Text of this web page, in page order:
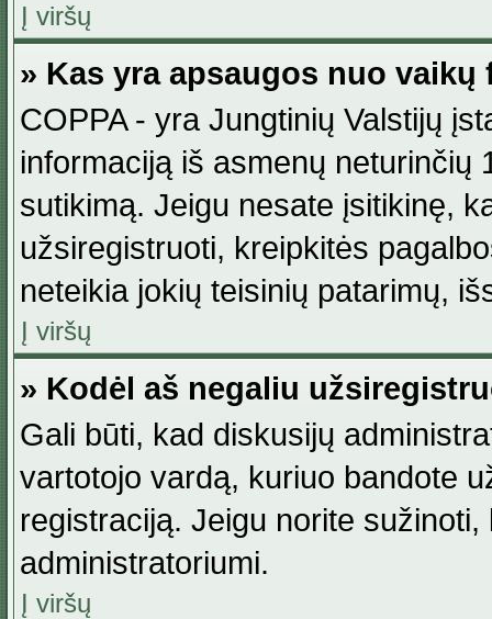
Į viršų
» Kas yra apsaugos nuo vaikų
COPPA - yra Jungtinių Valstijų
informaciją iš asmenų neturinčių
sutikimą. Jeigu nesate įsitikinę,
užsiregistruoti, kreipkitės
neteikia jokių teisinių patarimų,
Į viršų
» Kodėl aš negaliu
Gali būti, kad diskusijų
vartotojo vardą, kuriuo bandote
registraciją. Jeigu norite
administratoriumi.
Į viršų